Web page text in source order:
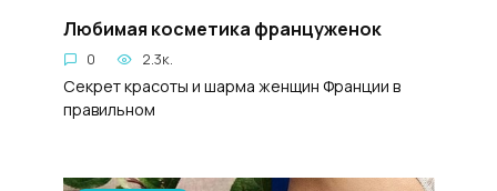
Любимая косметика француженок
0 2.3к.
Секрет красоты и шарма женщин Франции в
правильном